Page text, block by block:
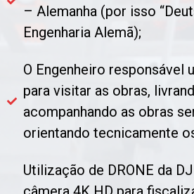
– Alemanha (por isso
Engenharia Alemã);
O Engenheiro
para visitar as obras,
acompanhando as obras
orientando tecnicamente
Utilização de DRONE da